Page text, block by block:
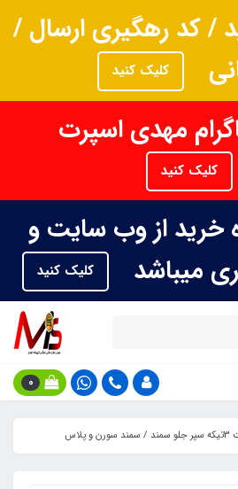
/ کد رهگیری ارسال /
کلیک کنید
مهدی اسپرت
کلیک کنید
خرید از وب سایت و
میباشد
کلیک کنید
0
و پلاس